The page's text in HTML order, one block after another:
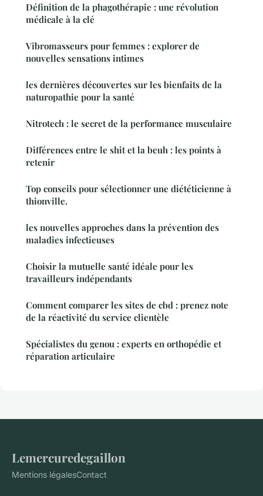
Définition de la phagothérapie : une révolution
médicale à la clé
Vibromasseurs pour femmes : explorer de
nouvelles sensations intimes
les dernières découvertes sur les bienfaits de la
naturopathie pour la santé
Nitrotech : le secret de la performance musculaire
Différences entre le shit et la beuh : les points à
retenir
Top conseils pour sélectionner une diététicienne à
thionville.
les nouvelles approches dans la prévention des
maladies infectieuses
Choisir la mutuelle santé idéale pour les
travailleurs indépendants
Comment comparer les sites de cbd : prenez note
de la réactivité du service clientèle
Spécialistes du genou : experts en orthopédie et
réparation articulaire
Lemercuredegaillon
Mentions légalesContact